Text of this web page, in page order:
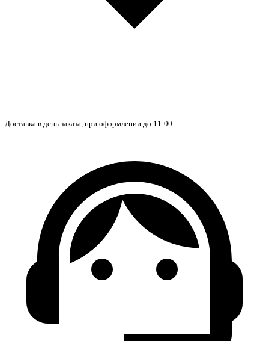
Доставка в день заказа, при оформлении до 11:00